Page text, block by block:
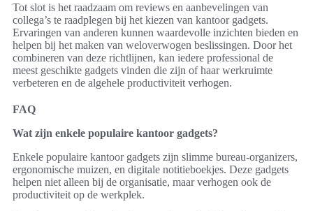
Tot slot is het raadzaam om reviews en aanbevelingen van
collega’s te raadplegen bij het kiezen van kantoor gadgets.
Ervaringen van anderen kunnen waardevolle inzichten bieden en
helpen bij het maken van weloverwogen beslissingen. Door het
combineren van deze richtlijnen, kan iedere professional de
meest geschikte gadgets vinden die zijn of haar werkruimte
verbeteren en de algehele productiviteit verhogen.
FAQ
Wat zijn enkele populaire kantoor gadgets?
Enkele populaire kantoor gadgets zijn slimme bureau-organizers,
ergonomische muizen, en digitale notitieboekjes. Deze gadgets
helpen niet alleen bij de organisatie, maar verhogen ook de
productiviteit op de werkplek.